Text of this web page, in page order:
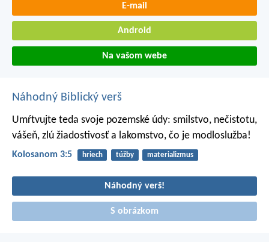
E-mail
Android
Na vašom webe
Náhodný Biblický verš
Umŕtvujte teda svoje pozemské údy: smilstvo, nečistotu,
vášeň, zlú žiadostivosť a lakomstvo, čo je modloslužba!
Kolosanom 3:5 hriech túžby materializmus
Náhodný verš!
S obrázkom